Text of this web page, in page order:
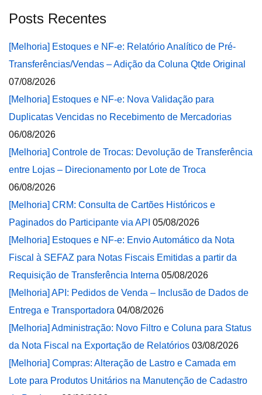
Posts Recentes
[Melhoria] Estoques e NF-e: Relatório Analítico de Pré-
Transferências/Vendas – Adição da Coluna Qtde Original
07/08/2026
[Melhoria] Estoques e NF-e: Nova Validação para
Duplicatas Vencidas no Recebimento de Mercadorias
06/08/2026
[Melhoria] Controle de Trocas: Devolução de Transferência
entre Lojas – Direcionamento por Lote de Troca
06/08/2026
[Melhoria] CRM: Consulta de Cartões Históricos e
Paginados do Participante via API 05/08/2026
[Melhoria] Estoques e NF-e: Envio Automático da Nota
Fiscal à SEFAZ para Notas Fiscais Emitidas a partir da
Requisição de Transferência Interna 05/08/2026
[Melhoria] API: Pedidos de Venda – Inclusão de Dados de
Entrega e Transportadora 04/08/2026
[Melhoria] Administração: Novo Filtro e Coluna para Status
da Nota Fiscal na Exportação de Relatórios 03/08/2026
[Melhoria] Compras: Alteração de Lastro e Camada em
Lote para Produtos Unitários na Manutenção de Cadastro